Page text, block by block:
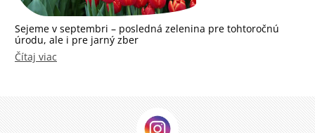
Sejeme v septembri – posledná zelenina pre tohtoročnú
úrodu, ale i pre jarný zber
Čítaj viac